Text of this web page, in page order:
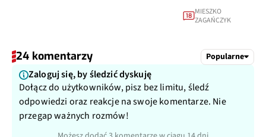
18 MIESZKO
ZAGAŃCZYK
24 komentarzy Popularne
Zaloguj się, by śledzić dyskuję
Dołącz do użytkowników, pisz bez limitu, śledź
odpowiedzi oraz reakcje na swoje komentarze. Nie
przegap ważnych rozmów!